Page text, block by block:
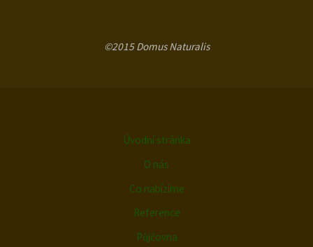
©2015 Domus Naturalis
Úvodní stránka
O nás
Co nabízíme
Reference
Půjčovna